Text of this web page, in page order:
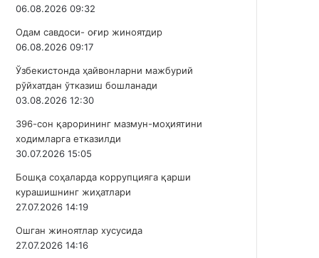
06.08.2026 09:32
Одам савдоси- оғир жиноятдир
06.08.2026 09:17
Ўзбекистонда ҳайвонларни мажбурий
рўйхатдан ўтказиш бошланади
03.08.2026 12:30
396-сон қарорининг мазмун-моҳиятини
ходимларга етказилди
30.07.2026 15:05
Бошқа соҳаларда коррупцияга қарши
курашишнинг жиҳатлари
27.07.2026 14:19
Ошган жиноятлар хусусида
27.07.2026 14:16